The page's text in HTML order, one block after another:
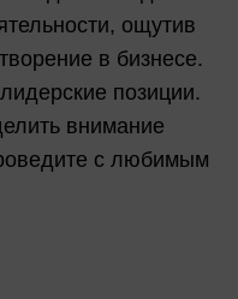
ощутив
в бизнесе.
позиции.
внимание
с любимым